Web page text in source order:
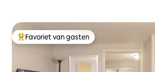
Topfavoriet van gasten
Favoriet van gasten